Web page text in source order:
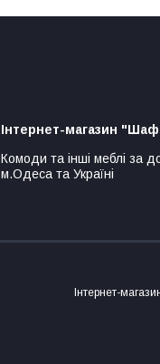
Інтернет-магазин
Комоди та інші меблі за
м.Одеса та Україні